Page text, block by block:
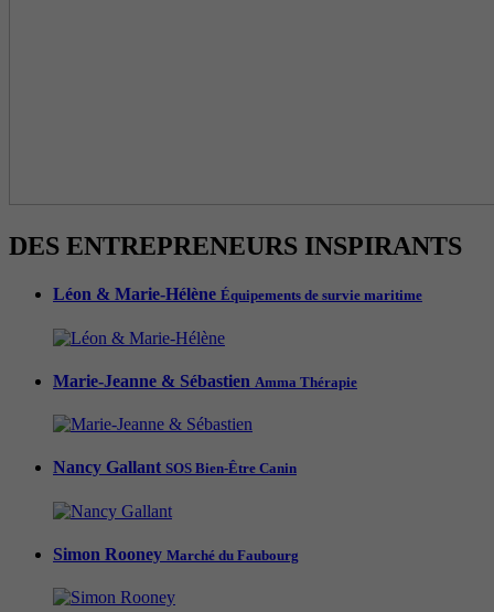
DES ENTREPRENEURS INSPIRANTS
Léon & Marie-Hélène Équipements de survie maritime
Marie-Jeanne & Sébastien Amma Thérapie
Nancy Gallant SOS Bien-Être Canin
Simon Rooney Marché du Faubourg